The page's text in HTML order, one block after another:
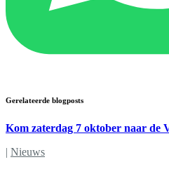
Gerelateerde blogposts
Kom zaterdag 7 oktober naar
| Nieuws